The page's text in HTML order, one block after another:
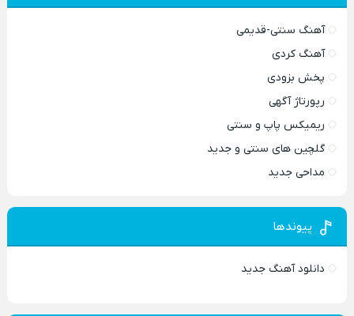
آهنگ سنتی-قدیمی
آهنگ کردی
پخش بزودی
رپورتاژ آگهی
ریمیکس پاپ و سنتی
گلچین های سنتی و جدید
مداحی جدید
پیوندها
دانلود آهنگ جدید